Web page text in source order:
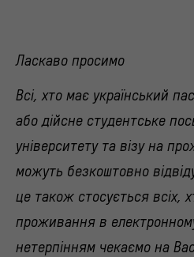
Ласкаво просимо
Всі, хто має український
або дійсне студентське
університету та візу на
можуть безкоштовно
це також стосується всіх,
проживання в
нетерпінням чекаємо на